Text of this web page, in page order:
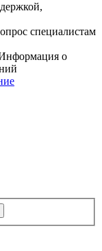
специалистам
о